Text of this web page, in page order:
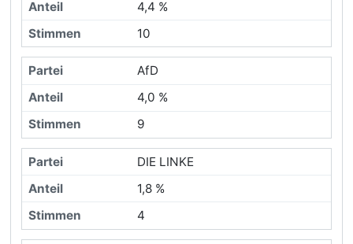
4,4 %
10
AfD
4,0 %
9
DIE LINKE
1,8 %
4